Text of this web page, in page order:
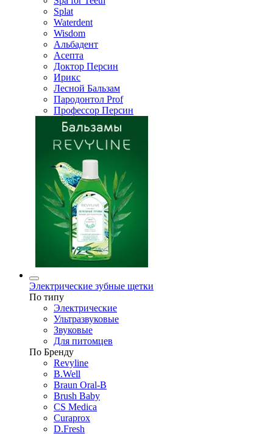
Splat
Waterdent
Wisdom
Альбадент
Асепта
Доктор Персин
Ирикс
Лесной Бальзам
Пародонтол Prof
Профессор Персин
Электрические зубные щетки
По типу
Электрические
Ультразвуковые
Звуковые
Для питомцев
По Бренду
Revyline
B.Well
Braun Oral-B
Brush Baby
CS Medica
Curaprox
D.Fresh